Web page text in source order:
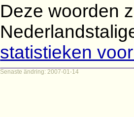
Deze woorden
statistieken
Senaste ändring: 2007-01-14